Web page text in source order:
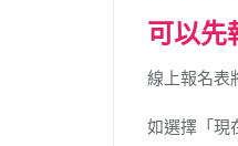
可以先
線上報名表
如選擇「現